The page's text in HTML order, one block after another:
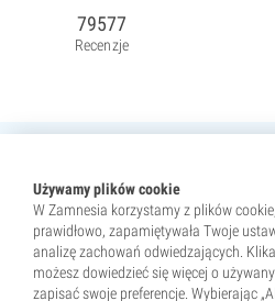
Używamy plików cookie
W Zamnesia korzystamy z plików
prawidłowo, zapamiętywała Twoje
analizę zachowań odwiedzających.
możesz dowiedzieć się więcej o
zapisać swoje preferencje. Wybierając
79577
Recenzje